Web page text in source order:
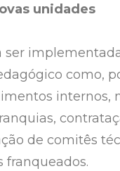
unidades
ser
como,
internos,
de comitês
franqueados.